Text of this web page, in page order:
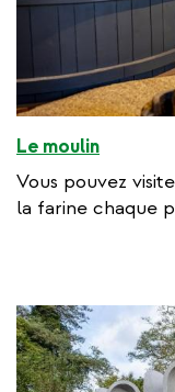
Le moulin
Vous pouvez
la farine chaque